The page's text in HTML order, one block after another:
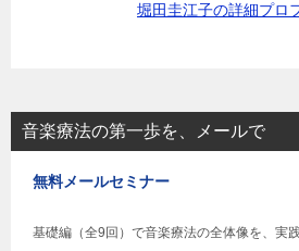
堀田圭江子の詳細プロ
音楽療法の第一歩を、メールで
無料メールセミナー
基礎編（全9回）で音楽療法の全体像を、実